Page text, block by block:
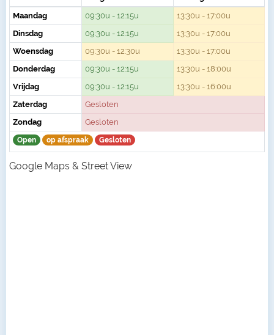
Maandag
09:30u - 12:15u
13:30u - 17:00u
Dinsdag
09:30u - 12:15u
13:30u - 17:00u
Woensdag
09:30u - 12:30u
13:30u - 17:00u
Donderdag
09:30u - 12:15u
13:30u - 18:00u
Vrijdag
09:30u - 12:15u
13:30u - 16:00u
Zaterdag
Gesloten
Zondag
Gesloten
Open op afspraak Gesloten
Google Maps & Street View